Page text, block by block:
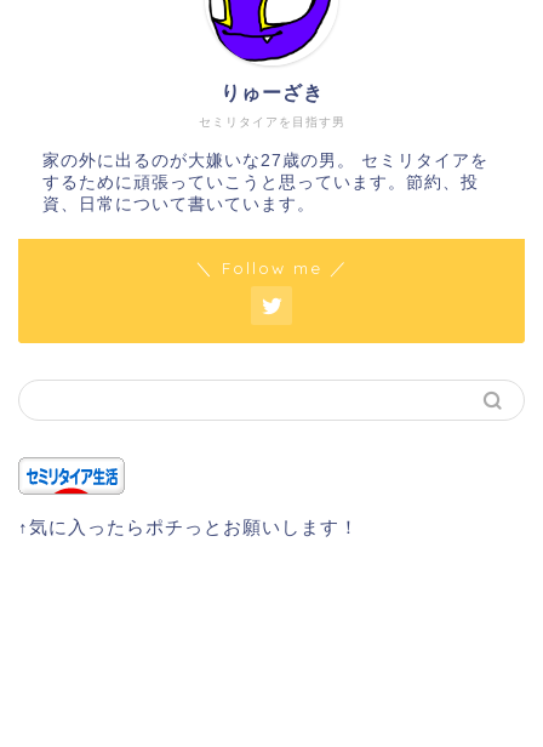
セミリタイアを目指す男
りゅーざき
家の外に出るのが大嫌いな27歳の男。 セミリタイアを
するために頑張っていこうと思っています。節約、投
資、日常について書いています。
＼ Follow me ／
↑気に入ったらポチっとお願いします！